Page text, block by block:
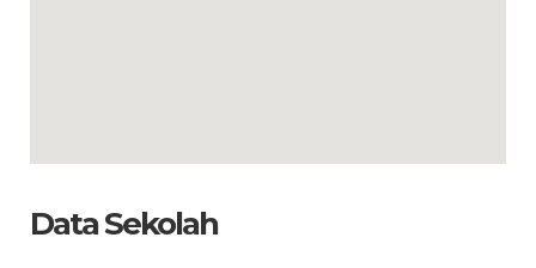
Data Sekolah